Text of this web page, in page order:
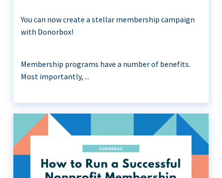
You can now create a stellar membership campaign
with Donorbox!
Membership programs have a number of benefits.
Most importantly, ...